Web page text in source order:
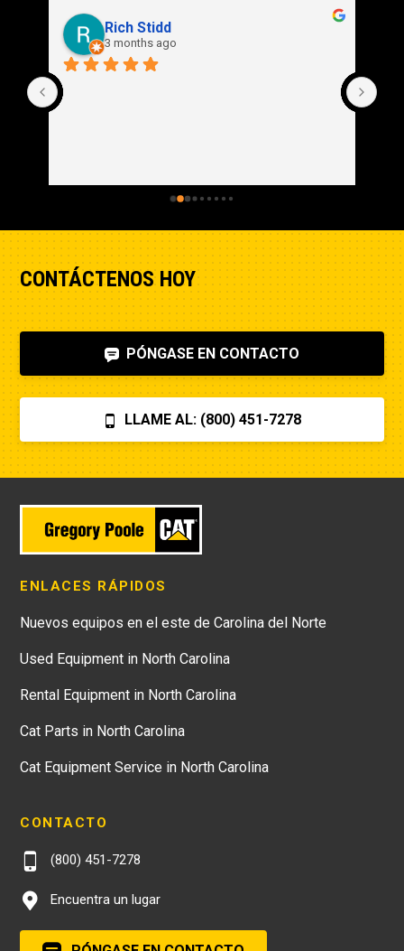
Rich Stidd
3 months ago
CONTÁCTENOS HOY
PÓNGASE EN CONTACTO
LLAME AL: (800) 451-7278
ENLACES RÁPIDOS
Nuevos equipos en el este de Carolina del Norte
Used Equipment in North Carolina
Rental Equipment in North Carolina
Cat Parts in North Carolina
Cat Equipment Service in North Carolina
CONTACTO
(800) 451-7278
Encuentra un lugar